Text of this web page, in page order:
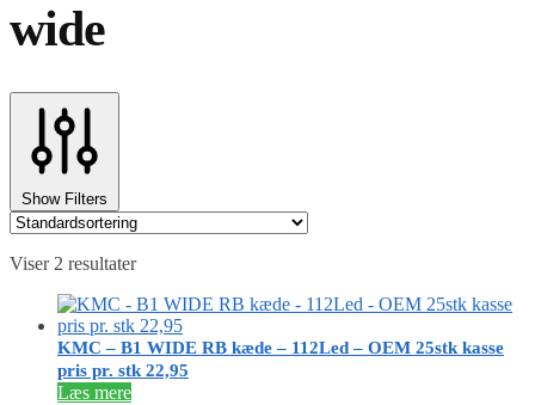
wide
Show Filters
Viser 2 resultater
KMC – B1 WIDE RB kæde – 112Led – OEM 25stk kasse
pris pr. stk 22,95
Læs mere